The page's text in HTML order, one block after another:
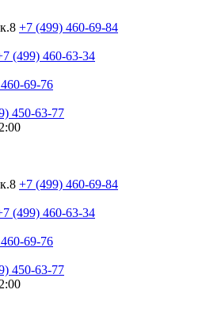
+7 (499) 460-69-84
(499) 460-63-34
69-76
450-63-77
+7 (499) 460-69-84
(499) 460-63-34
69-76
450-63-77